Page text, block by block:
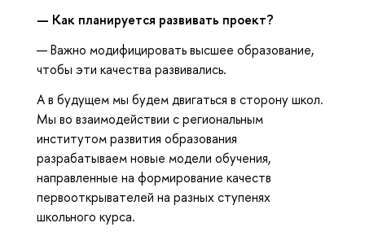
— Как планируется развивать проект?
— Важно модифицировать высшее образование,
чтобы эти качества развивались.
А в будущем мы будем двигаться в сторону школ.
Мы во взаимодействии с региональным
институтом развития образования
разрабатываем новые модели обучения,
направленные на формирование качеств
первооткрывателей на разных ступенях
школьного курса.